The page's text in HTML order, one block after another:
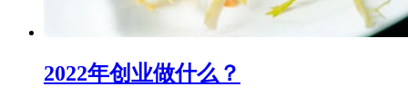
2022年创业做什么？